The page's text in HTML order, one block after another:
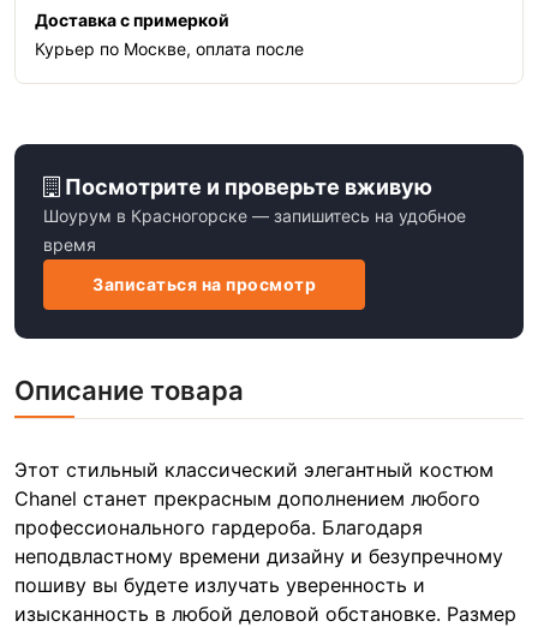
Доставка с примеркой
Курьер по Москве, оплата после
Посмотрите и проверьте вживую
Шоурум в Красногорске — запишитесь на удобное
время
Записаться на просмотр
Описание товара
Этот стильный классический элегантный костюм
Chanel станет прекрасным дополнением любого
профессионального гардероба. Благодаря
неподвластному времени дизайну и безупречному
пошиву вы будете излучать уверенность и
изысканность в любой деловой обстановке. Размер